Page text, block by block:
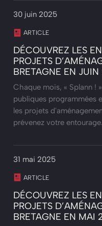
30 juin 2025
ARTICLE
DÉCOUVREZ LES
PROJETS
BRETAGNE EN
Chaque mois, « Splann !
publiques programmées
les projets
prévenez votre entourage.
31 mai 2025
ARTICLE
DÉCOUVREZ LES
PROJETS
BRETAGNE EN MAI